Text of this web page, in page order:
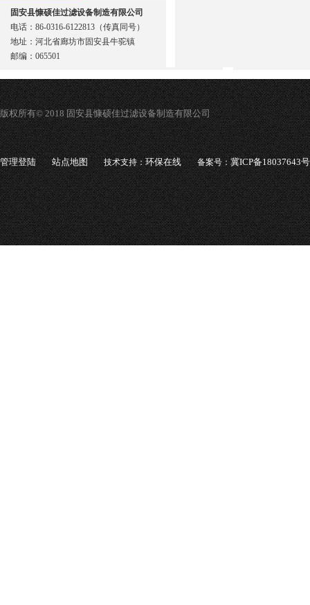
固安县慷硕佳过滤设备制造有限公司
电话：86-0316-6122813（传真同号）
地址：河北省廊坊市固安县牛驼镇
邮编：065501
版权所有© 2018 固安县慷硕佳过滤设备制造有限公司
管理登陆 站点地图 技术支持：环保在线 备案号：冀ICP备18037643